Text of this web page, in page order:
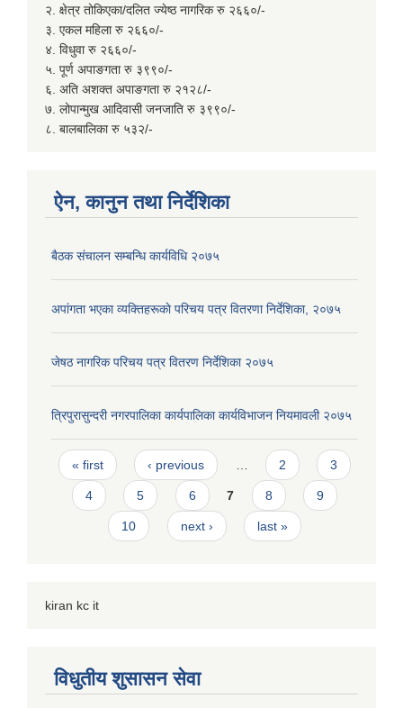
२. क्षेत्र तोकिएका/दलित ज्येष्ठ नागरिक रु २६६०/-
३. एकल महिला रु २६६०/-
४. विधुवा रु २६६०/-
५. पूर्ण अपाङगता रु ३९९०/-
६. अति अशक्त अपाङगता रु २१२८/-
७. लोपान्मुख आदिवासी जनजाति रु ३९९०/-
८. बालबालिका रु ५३२/-
ऐन, कानुन तथा निर्देशिका
बैठक संचालन सम्बन्धि कार्यविधि २०७५
अपांगता भएका व्यक्तिहरूकाे परिचय पत्र वितरणा निर्देशिका, २०७५
जेषठ नागरिक परिचय पत्र वितरण निर्देशिका २०७५
त्रिपुरासुन्दरी नगरपालिका कार्यपालिका कार्यविभाजन नियमावली २०७५
Pages
« first ‹ previous 2 3
4 5 6 7 8 9
10 next › last »
kiran kc it
विधुतीय शुसासन सेवा